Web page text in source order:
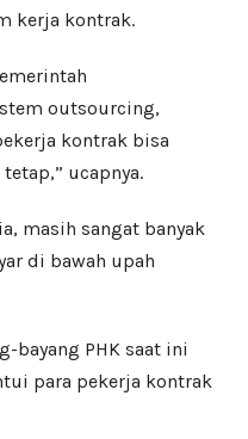
kerja kontrak.
outsourcing,
kontrak bisa
ucapnya.
masih sangat banyak
di bawah upah
bayang PHK saat ini
para pekerja kontrak